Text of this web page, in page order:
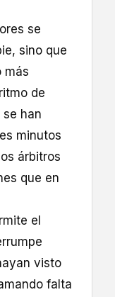
se
sino que
más
de
han
minutos
árbitros
que en
el
visto
falta